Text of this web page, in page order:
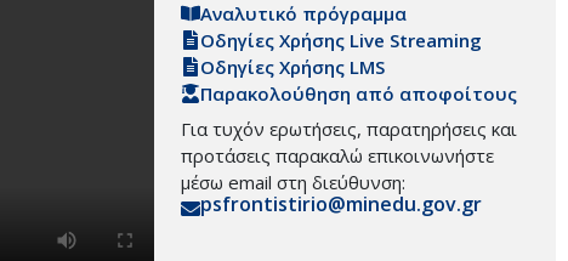
Αναλυτικό πρόγραμμα
Οδηγίες Χρήσης Live Streaming
Οδηγίες Χρήσης LMS
Παρακολούθηση από αποφοίτους
Για τυχόν ερωτήσεις, παρατηρήσεις και
προτάσεις παρακαλώ επικοινωνήστε
μέσω email στη διεύθυνση:
psfrontistirio@minedu.gov.gr